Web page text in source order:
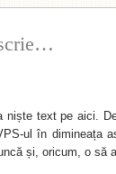
niște text pe aici.
ul în dimineața
și, oricum, o să